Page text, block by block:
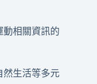
動相關資訊的
然生活等多元